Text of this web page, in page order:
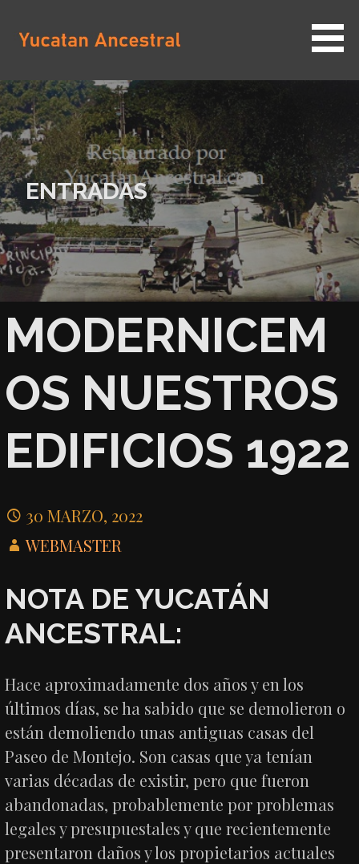
contenido
YUCATAN ANCESTRAL
ENTRADAS
MODERNICEM
OS NUESTROS
EDIFICIOS 1922
30 MARZO, 2022
WEBMASTER
NOTA DE YUCATÁN
ANCESTRAL:
Hace aproximadamente dos años y en los
últimos días, se ha sabido que se demolieron o
están demoliendo unas antiguas casas del
Paseo de Montejo. Son casas que ya tenían
varias décadas de existir, pero que fueron
abandonadas, probablemente por problemas
legales y presupuestales y que recientemente
presentaron daños y los propietarios actuales